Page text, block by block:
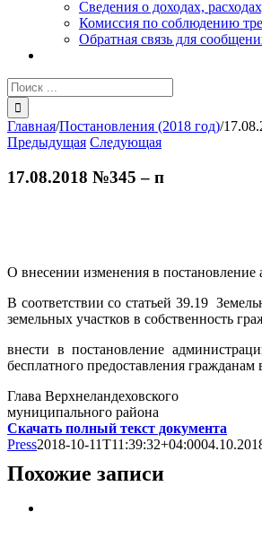
Сведения о доходах,
Комиссия по соблюдению
Обратная связь для
Результат
поиска:
Главная/Постановления (2018 год)/
Предыдущая Следующая
17.08.2018 №345 – п
О внесении изменения в
В соответствии со статьей 39.19
земельных участков в собственность
внести в постановление
бесплатного предоставления
Глава Верхнеландеховского
муниципального
Скачать полный текст документа
Press2018-10-11T11:39:32+04:00
Похожие записи